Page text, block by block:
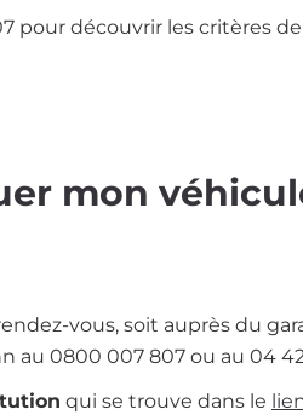
pour découvrir les critères
mon
vous, soit auprès du
au 0800 007 807 ou au 04 42
qui se trouve dans le